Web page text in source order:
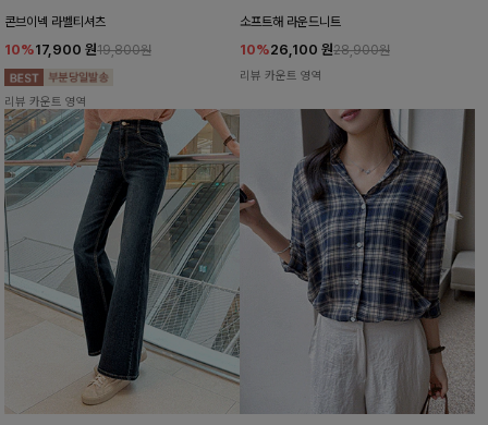
콘브이넥 라벨티셔츠
10%17,900 원19,800원
리뷰 카운트 영역
소프트해 라운드니트
10%26,100 원28,900원
리뷰 카운트 영역